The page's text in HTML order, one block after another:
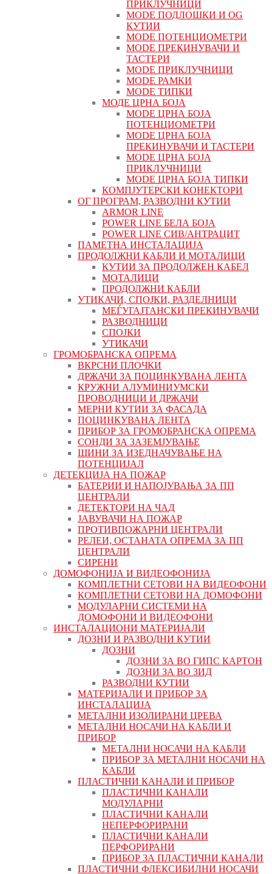
ПРИКЛУЧНИЦИ
MODE ПОДЛОШКИ И OG
КУТИИ
MODE ПОТЕНЦИОМЕТРИ
MODE ПРEКИНУВАЧИ И
ТАСТЕРИ
MODE ПРИКЛУЧНИЦИ
MODE РАМКИ
MODE ТИПКИ
МОДЕ ЦРНА БОЈА
MODE ЦРНА БОЈА
ПОТЕНЦИОМЕТРИ
MODE ЦРНА БОЈА
ПРЕКИНУВАЧИ И ТАСТЕРИ
MODE ЦРНА БОЈА
ПРИКЛУЧНИЦИ
MODE ЦРНА БОЈА ТИПКИ
КОМПЈУТЕРСКИ КОНЕКТОРИ
ОГ ПРОГРАМ, РАЗВОДНИ КУТИИ
ARMOR LINE
POWER LINE БЕЛА БОЈА
POWER LINE СИВ/АНТРАЦИТ
ПАМЕТНА ИНСТАЛАЦИЈА
ПРОДОЛЖНИ КАБЛИ И МОТАЛИЦИ
КУТИИ ЗА ПРОДОЛЖЕН КАБЕЛ
МОТАЛИЦИ
ПРОДОЛЖНИ КАБЛИ
УТИКАЧИ, СПОЈКИ, РАЗДЕЛНИЦИ
МЕЃУГАЈТАНСКИ ПРЕКИНУВАЧИ
РАЗВОДНИЦИ
СПОЈКИ
УТИКАЧИ
ГРОМОБРАНСКА ОПРЕМА
ВКРСНИ ПЛОЧКИ
ДРЖАЧИ ЗА ПОЦИНКУВАНА ЛЕНТА
КРУЖНИ АЛУМИНИУМСКИ
ПРОВОДНИЦИ И ДРЖАЧИ
МЕРНИ КУТИИ ЗА ФАСАДА
ПОЦИНКУВАНА ЛЕНТА
ПРИБОР ЗА ГРОМОБРАНСКА ОПРЕМА
СОНДИ ЗА ЗАЗЕМЈУВАЊЕ
ШИНИ ЗА ИЗЕДНАЧУВАЊЕ НА
ПОТЕНЦИЈАЛ
ДЕТЕКЦИЈА НА ПОЖАР
БАТЕРИИ И НАПОЈУВАЊА ЗА ПП
ЦЕНТРАЛИ
ДЕТЕКТОРИ НА ЧАД
ЈАВУВАЧИ НА ПОЖАР
ПРОТИВПОЖАРНИ ЦЕНТРАЛИ
РЕЛЕИ, ОСТАНАТА ОПРЕМА ЗА ПП
ЦЕНТРАЛИ
СИРЕНИ
ДОМОФОНИЈА И ВИДЕОФОНИЈА
КОМПЛЕТНИ СЕТОВИ НА ВИДЕОФОНИ
КОМПЛЕТНИ СЕТОВИ НА ДОМОФОНИ
МОДУЛАРНИ СИСТЕМИ НА
ДОМОФОНИ И ВИДЕОФОНИ
ИНСТАЛАЦИОНИ МАТЕРИЈАЛИ
ДОЗНИ И РАЗВОДНИ КУТИИ
ДОЗНИ
ДОЗНИ ЗА ВО ГИПС КАРТОН
ДОЗНИ ЗА ВО ЗИД
РАЗВОДНИ КУТИИ
МАТЕРИЈАЛИ И ПРИБОР ЗА
ИНСТАЛАЦИЈА
МЕТАЛНИ ИЗОЛИРАНИ ЦРЕВА
МЕТАЛНИ НОСАЧИ НА КАБЛИ И
ПРИБОР
МЕТАЛНИ НОСАЧИ НА КАБЛИ
ПРИБОР ЗА МЕТАЛНИ НОСАЧИ НА
КАБЛИ
ПЛАСТИЧНИ КАНАЛИ И ПРИБОР
ПЛАСТИЧНИ КАНАЛИ
МОДУЛАРНИ
ПЛАСТИЧНИ КАНАЛИ
НЕПЕРФОРИРАНИ
ПЛАСТИЧНИ КАНАЛИ
ПЕРФОРИРАНИ
ПРИБОР ЗА ПЛАСТИЧНИ КАНАЛИ
ПЛАСТИЧНИ ФЛЕКСИБИЛНИ НОСАЧИ